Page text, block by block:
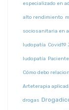
especializado en
alto rendimiento
sociosanitaria en
ludopatía Covid19
ludopatía
Cómo debo
Arteterapia
drogas